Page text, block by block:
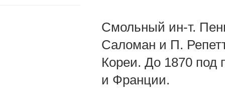
Смольный ин-т.
Саломан и П.
Кореи. До 1870 под
и Франции.